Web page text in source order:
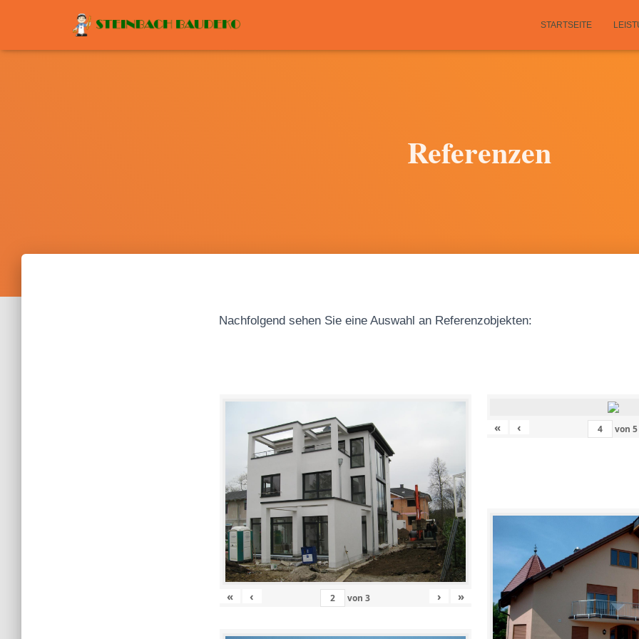
STARTSEITE
Referenzen
Nachfolgend sehen Sie eine Auswahl an Referenzobjekten:
« ‹ von3 › »
« ‹ von5